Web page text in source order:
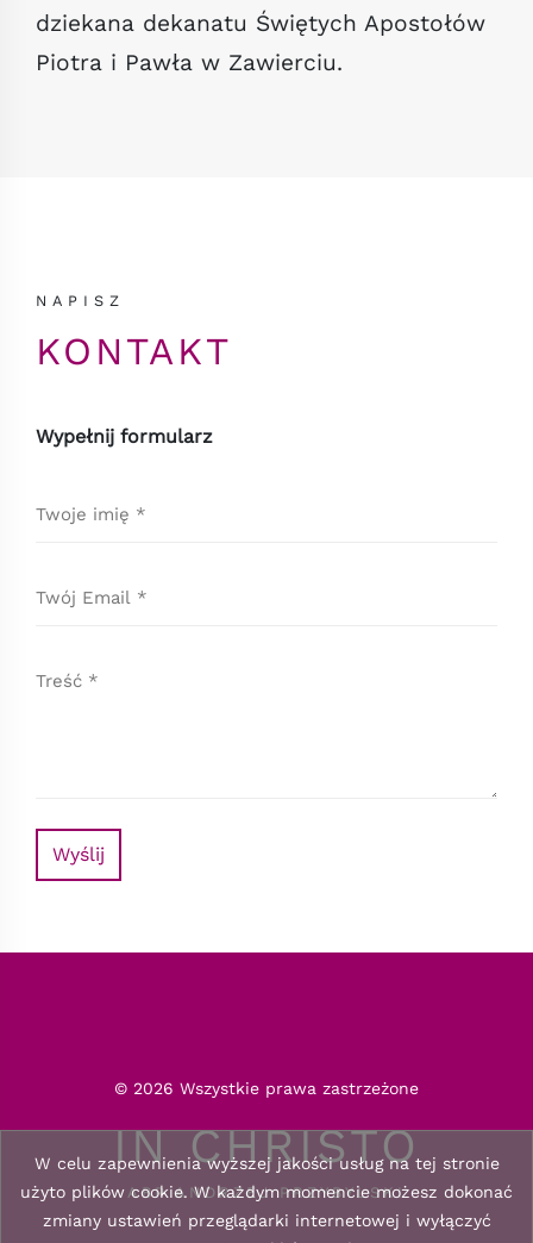
dziekana dekanatu Świętych Apostołów
Piotra i Pawła w Zawierciu.
NAPISZ
KONTAKT
Wypełnij formularz
Wyślij
© 2026 Wszystkie prawa zastrzeżone
IN CHRISTO
ABP ANDRZEJ PRZYBYLSKI
W celu zapewnienia wyższej jakości usług na tej stronie
użyto plików cookie. W każdym momencie możesz dokonać
zmiany ustawień przeglądarki internetowej i wyłączyć